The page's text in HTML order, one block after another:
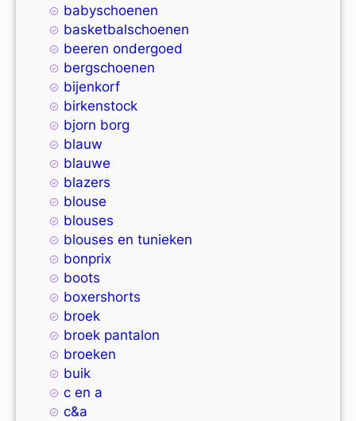
babyschoenen
basketbalschoenen
beeren ondergoed
bergschoenen
bijenkorf
birkenstock
bjorn borg
blauw
blauwe
blazers
blouse
blouses
blouses en tunieken
bonprix
boots
boxershorts
broek
broek pantalon
broeken
buik
c en a
c&a